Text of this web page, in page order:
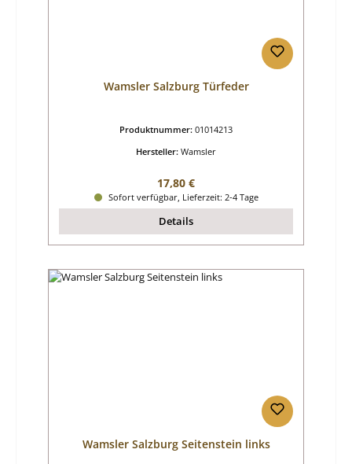
Wamsler Salzburg Türfeder
Produktnummer: 01014213
Hersteller: Wamsler
Regulärer Preis:
17,80 €
Sofort verfügbar, Lieferzeit: 2-4 Tage
Details
Wamsler Salzburg Seitenstein links